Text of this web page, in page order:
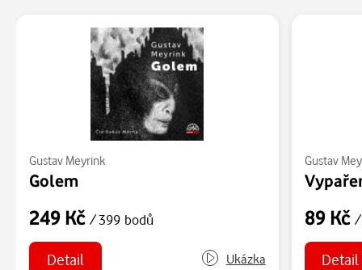
Gustav Meyrink
Golem
249 Kč / 399 bodů
Detail Ukázka
Gustav
89 Kč /
Detail